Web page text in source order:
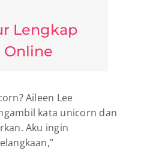
Lengkap
Online
Aileen Lee
kata unicorn dan
Aku ingin